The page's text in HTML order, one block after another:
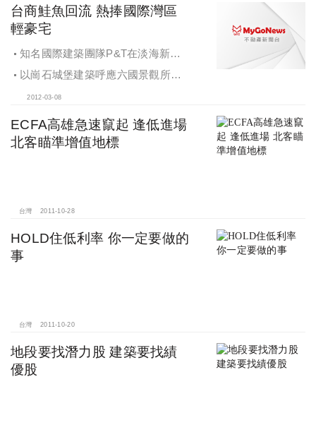
起的漲勢
台商鮭魚回流 熱捧國際灣區
輕豪宅
知名國際建築團隊P&T在淡海新市
鎮的首件作品，就是新古典風格建案
以崗石城堡建築呼應六國景觀所打
2012-03-08
ECFA高雄急速竄起 逢低進場
北客瞄準增值地標
台灣 2011-10-28
HOLD住低利率 你一定要做的
事
台灣 2011-10-20
地段要找潛力股 建築要找績
優股